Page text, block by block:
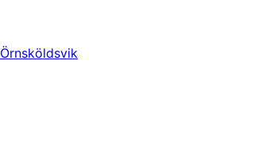
Örnsköldsvik